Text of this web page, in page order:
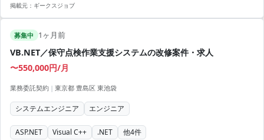
掲載元： ギークスジョブ
募集中 1ヶ月前
VB.NET／保守点検作業支援システムの改修案件・求人
〜550,000円/月
業務委託契約 | 東京都 豊島区 東池袋
システムエンジニア エンジニア
ASP.NET Visual C++ .NET 他4件